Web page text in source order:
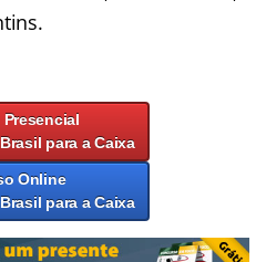
para a Caixa
Online
para a Caixa